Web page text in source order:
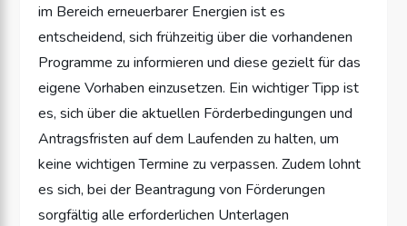
im Bereich erneuerbarer Energien ist es
entscheidend, sich frühzeitig über die vorhandenen
Programme zu informieren und diese gezielt für das
eigene Vorhaben einzusetzen. Ein wichtiger Tipp ist
es, sich über die aktuellen Förderbedingungen und
Antragsfristen auf dem Laufenden zu halten, um
keine wichtigen Termine zu verpassen. Zudem lohnt
es sich, bei der Beantragung von Förderungen
sorgfältig alle erforderlichen Unterlagen